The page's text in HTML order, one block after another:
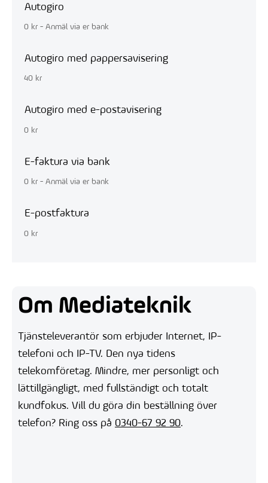
Autogiro
0 kr - Anmäl via er bank
Autogiro med pappersavisering
40 kr
Autogiro med e-postavisering
0 kr
E-faktura via bank
0 kr - Anmäl via er bank
E-postfaktura
0 kr
Om Mediateknik
Tjänsteleverantör som erbjuder Internet, IP-
telefoni och IP-TV. Den nya tidens
telekomföretag. Mindre, mer personligt och
lättillgängligt, med fullständigt och totalt
kundfokus. Vill du göra din beställning över
telefon? Ring oss på 0340-67 92 90.